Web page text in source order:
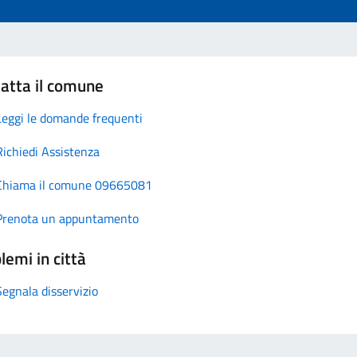
il comune
le domande frequenti
Assistenza
il comune 09665081
un appuntamento
in città
disservizio